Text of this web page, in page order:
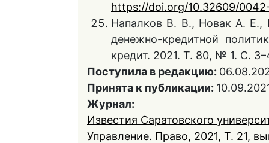
https://doi.org/10.32609/
Напалков В. В., Новак А. Е.,
денежно-кредитной
кредит. 2021. Т. 80, № 1. С.
Поступила в редакцию:
Принята к публикации:
Журнал:
Известия Саратовского
Управление. Право, 2021, Т. 21,